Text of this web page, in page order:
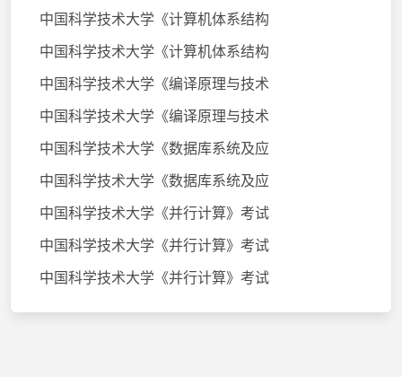
中国科学技术大学《计算机体系结构
中国科学技术大学《计算机体系结构
中国科学技术大学《编译原理与技术
中国科学技术大学《编译原理与技术
中国科学技术大学《数据库系统及应
中国科学技术大学《数据库系统及应
中国科学技术大学《并行计算》考试
中国科学技术大学《并行计算》考试
中国科学技术大学《并行计算》考试